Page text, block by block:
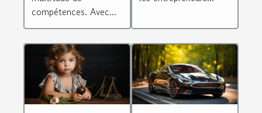
compétences. Avec...